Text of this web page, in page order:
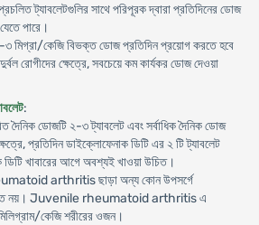
ট্যাবলেটগুলির সাথে পরিপূরক দ্বারা প্রতিদিনের ডোজ
পারে।
মিগ্রা/কেজি বিভক্ত ডোজ প্রতিদিন প্রয়োগ করতে হবে
রোগীদের ক্ষেত্রে, সবচেয়ে কম কার্যকর ডোজ দেওয়া
:
দৈনিক ডোজটি ২-৩ ট্যাবলেট এবং সর্বাধিক দৈনিক ডোজ
প্রতিদিন ডাইক্লোফেনাক ডিটি এর ২ টি ট্যাবলেট
খাবারের আগে অবশ্যই খাওয়া উচিত।
arthritis ছাড়া অন্য কোন উপসর্গে
নয়। Juvenile rheumatoid arthritis এ
কেজি শরীরের ওজন।